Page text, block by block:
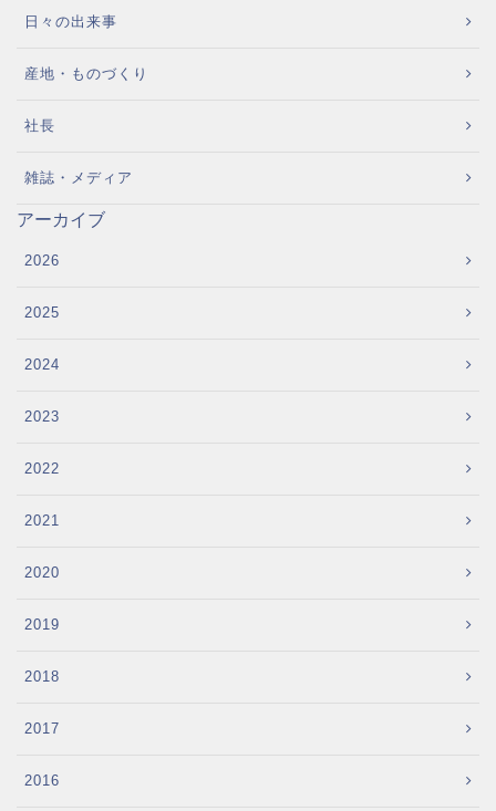
日々の出来事
産地・ものづくり
社長
雑誌・メディア
アーカイブ
2026
2025
2024
2023
2022
2021
2020
2019
2018
2017
2016